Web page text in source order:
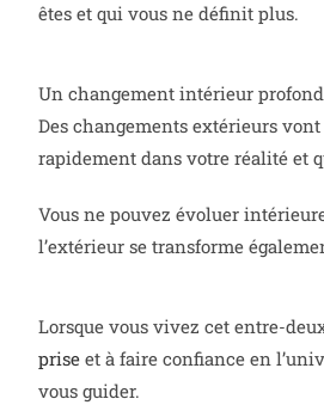
êtes et qui vous ne définit plus.
Un changement intérieur profond
Des changements extérieurs
rapidement dans votre réalité et
Vous ne pouvez évoluer
l’extérieur se transforme
Lorsque vous vivez cet entre-
prise et à faire confiance en
vous guider.